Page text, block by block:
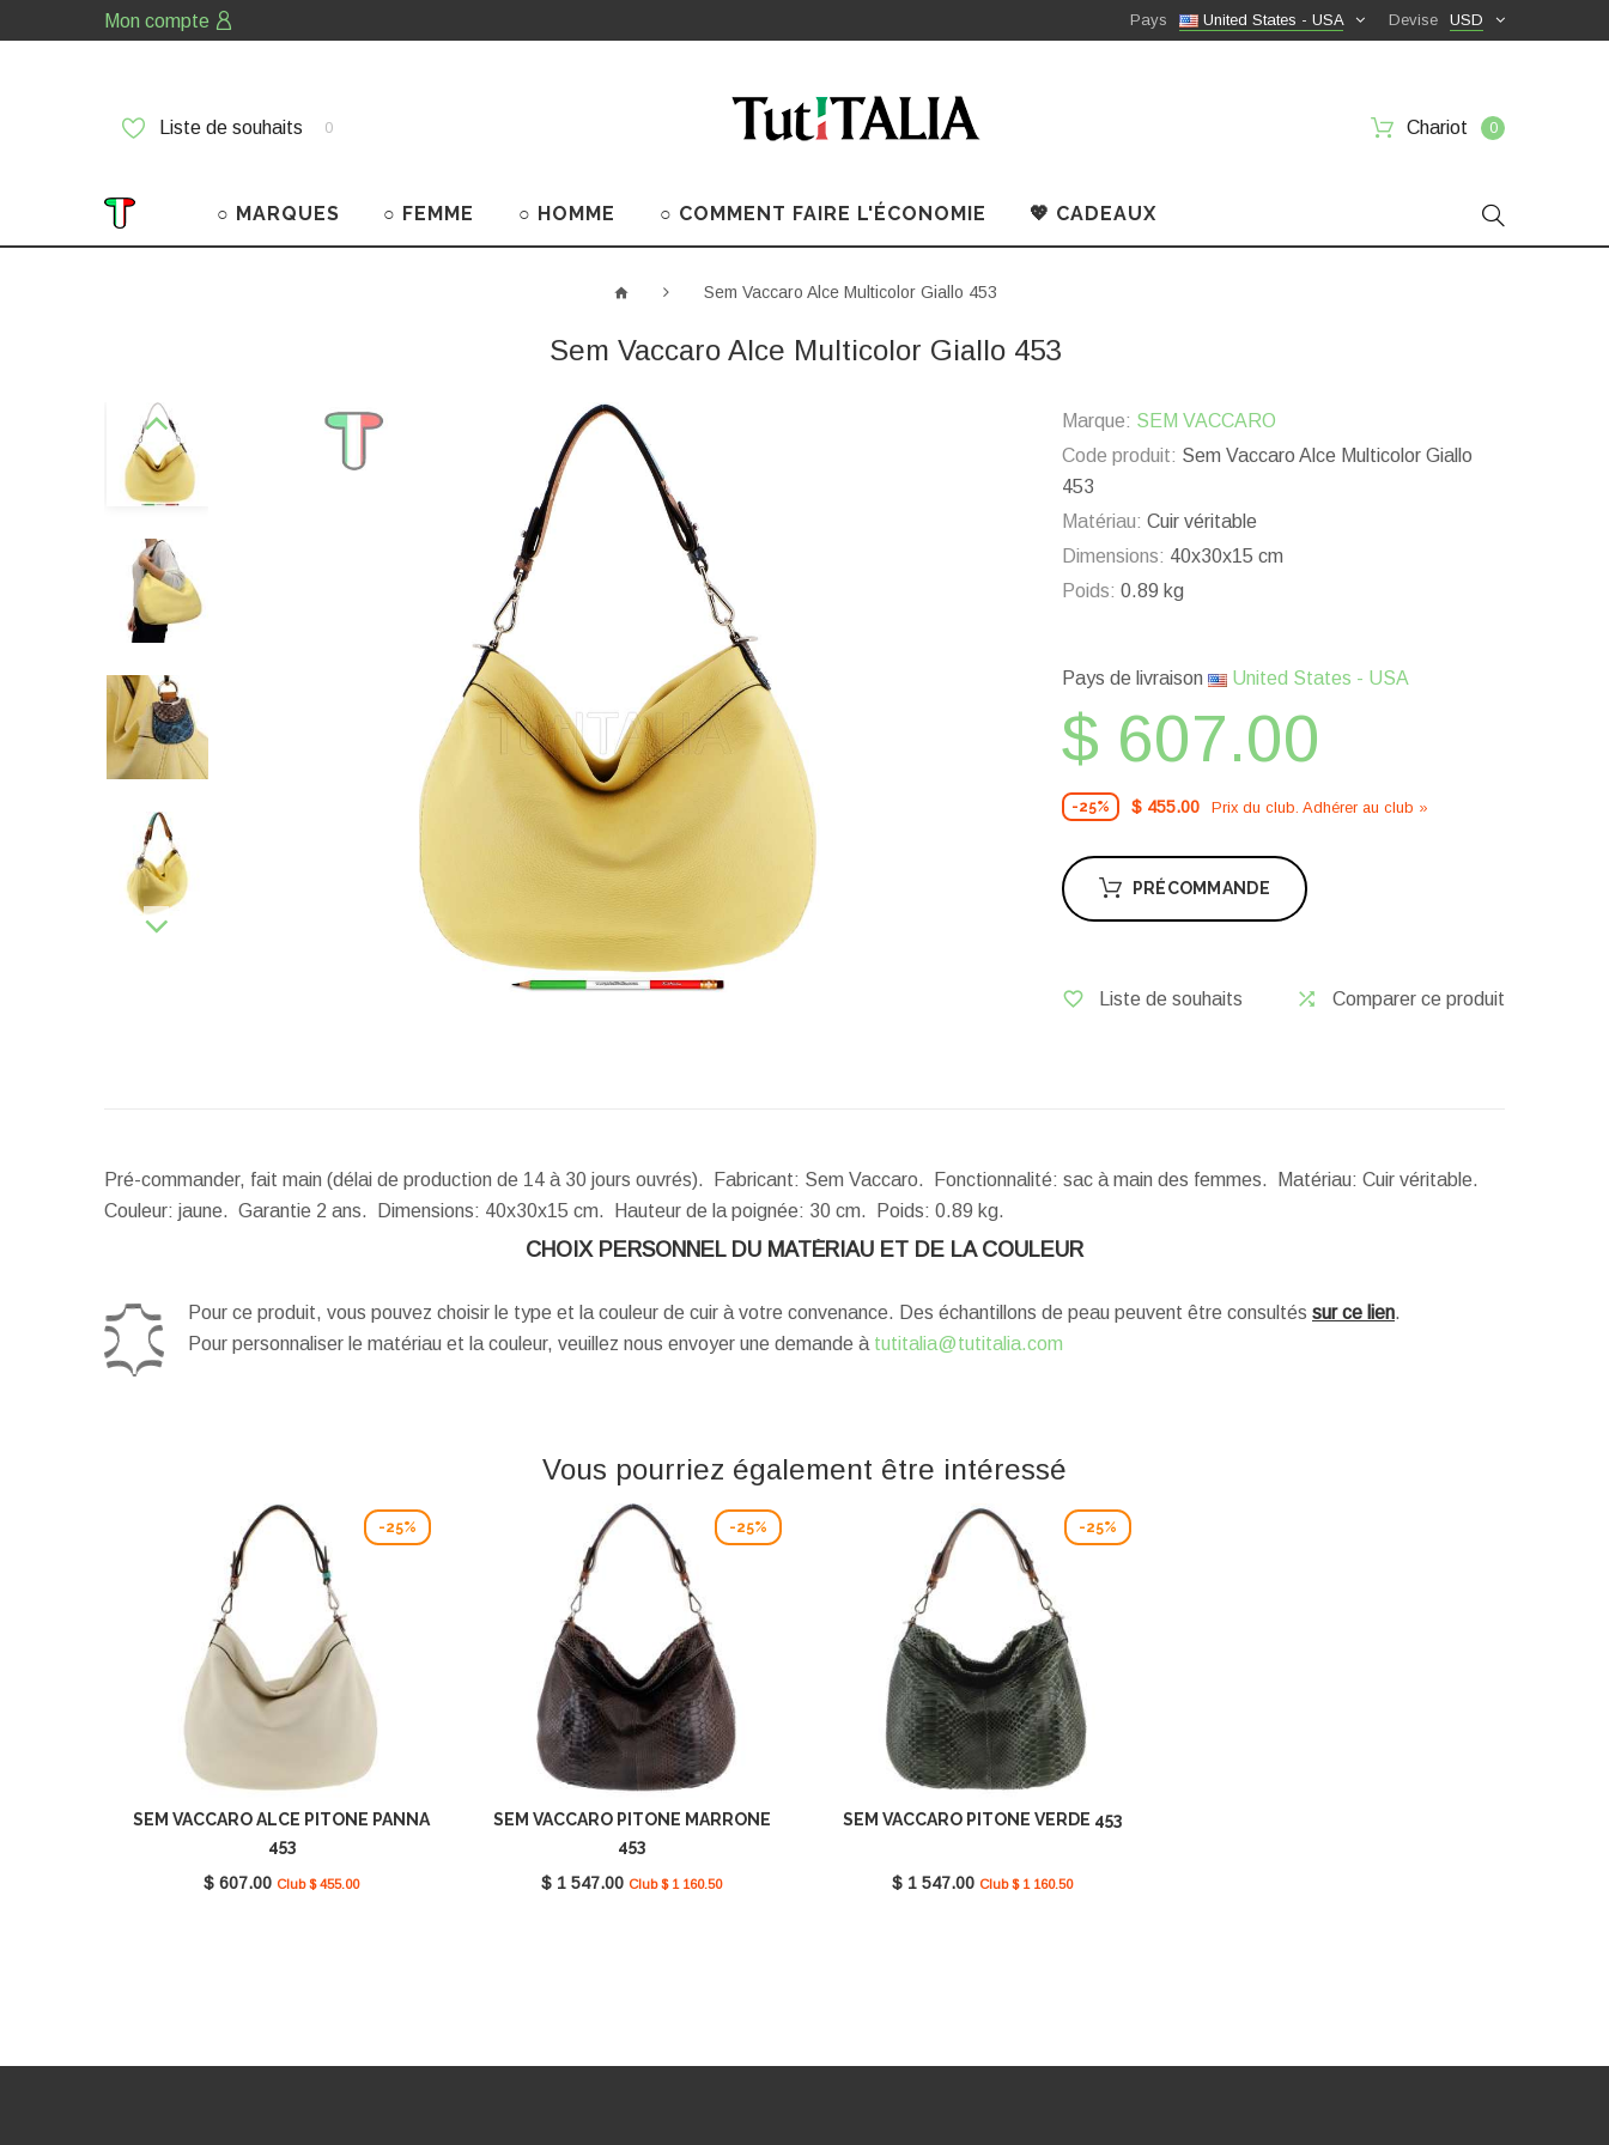
Mon compte USD
Devise
United States - USA
Pays
Liste de souhaits 0 Chariot 0
○ MARQUES ○ FEMME ○ HOMME ○ COMMENT FAIRE L'ÉCONOMIE 💖 CADEAUX
Sem Vaccaro Alce Multicolor Giallo 453
Sem Vaccaro Alce Multicolor Giallo 453
Marque: SEM VACCARO
Code produit: Sem Vaccaro Alce Multicolor Giallo
453
Matériau: Cuir véritable
Dimensions: 40x30x15 cm
Poids: 0.89 kg
Pays de livraison United States - USA
$ 607.00
-25% $ 455.00 Prix ​​du club. Adhérer au club »
PRÉCOMMANDE
Liste de souhaits Comparer ce produit
Pré-commander, fait main (délai de production de 14 à 30 jours ouvrés). Fabricant: Sem Vaccaro. Fonctionnalité: sac à main des femmes. Matériau: Cuir véritable.
Couleur: jaune. Garantie 2 ans.
Dimensions: 40x30x15 cm. Hauteur de la poignée: 30 cm. Poids: 0.89 kg.
CHOIX PERSONNEL DU MATÉRIAU ET DE LA COULEUR
Pour ce produit, vous pouvez choisir le type et la couleur de cuir à votre convenance. Des échantillons de peau peuvent être consultés sur ce lien.
Pour personnaliser le matériau et la couleur, veuillez nous envoyer une demande à tutitalia@tutitalia.com
Vous pourriez également être intéressé
-25%
SEM VACCARO ALCE PITONE PANNA
453
$ 607.00 Club $ 455.00
-25%
SEM VACCARO PITONE MARRONE
453
$ 1 547.00 Club $ 1 160.50
-25%
SEM VACCARO PITONE VERDE 453
$ 1 547.00 Club $ 1 160.50